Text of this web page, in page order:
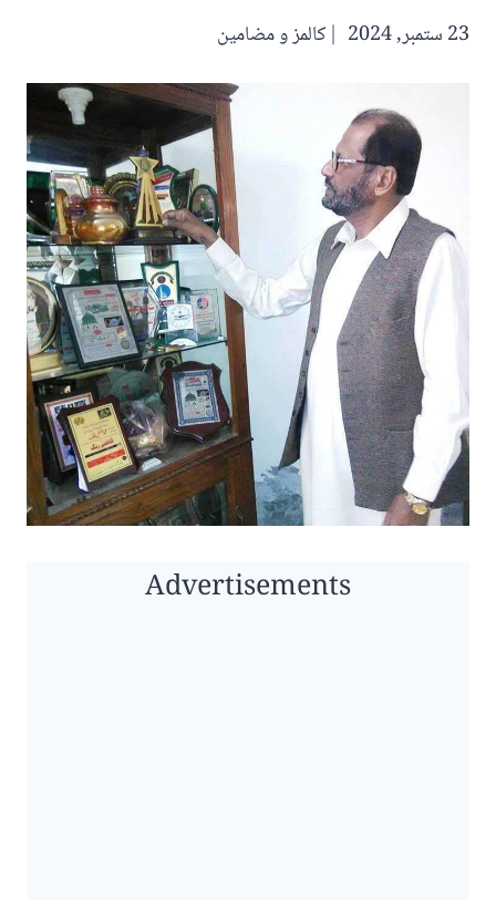
23 ستمبر, 2024 کالمز و مضامین
Advertisements